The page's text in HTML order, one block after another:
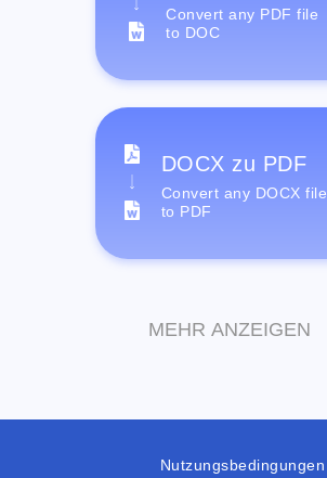
Convert any PDF file
to DOC
DOCX zu PDF
Convert any DOCX file
to PDF
MEHR ANZEIGEN
Nutzungsbedingungen